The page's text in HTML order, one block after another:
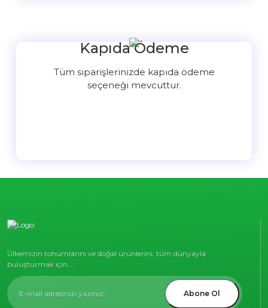
Kapıda Ödeme
Tüm siparişlerinizde kapıda ödeme
seçeneği mevcuttur.
Ülkemizin tohumlarını ve doğal ürünlerini, tüm dünyayla
buluşturmak için...
Abone Ol